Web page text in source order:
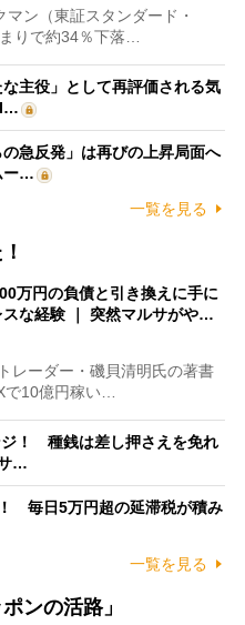
ン（東証スタンダード・
りで約34％下落…
主役」として再評価される気
急反発」は再びの上昇局面へ
ー…
一覧を見る
万円の負債と引き換えに手に
スな経験 ｜ 突然マルサがや…
レーダー・磯貝清明氏の著書
で10億円稼い…
ジ！ 種銭は差し押さえを免れ
…
毎日5万円超の延滞税が積み
一覧を見る
ンの活路」